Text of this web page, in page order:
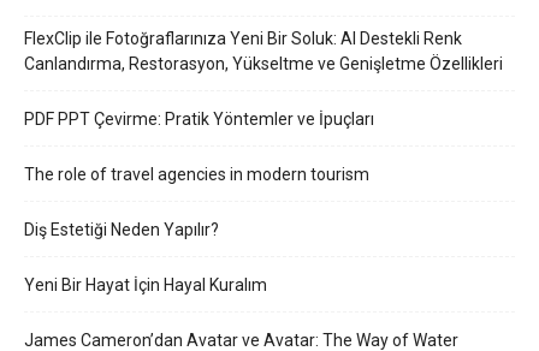
FlexClip ile Fotoğraflarınıza Yeni Bir Soluk: AI Destekli Renk
Canlandırma, Restorasyon, Yükseltme ve Genişletme Özellikleri
PDF PPT Çevirme: Pratik Yöntemler ve İpuçları
The role of travel agencies in modern tourism
Diş Estetiği Neden Yapılır?
Yeni Bir Hayat İçin Hayal Kuralım
James Cameron’dan Avatar ve Avatar: The Way of Water